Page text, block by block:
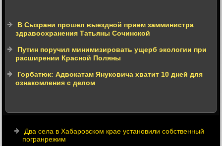
В Сызрани прошел выездной прием замминистра
здравоохранения Татьяны Сочинской
Путин поручил минимизировать ущерб экологии при
расширении Красной Поляны
Горбатюк: Адвокатам Януковича хватит 10 дней для
ознакомления с делом
Два села в Хабаровском крае установили собственный
погранрежим